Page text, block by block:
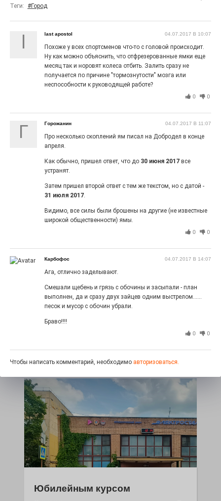
Выставка «Палитра героизма» — новый масштабный
путешествуют по городу
Радость в квадрате! На этой неделе электростальцев
дважды порадует проект «Районы-кварталы».
Юбилейным курсом
Теги: #Город
last apostol 04.07.2017 В 10:07
Похоже у всех спортсменов что-то с головой происходит.
Ну как можно объяснить, что отфрезерованные ямки еще
месяц так и норовят колеса отбить. Залить сразу не
получается по причине "тормознутости" мозга или
неспособности к руководящей работе?
0 0
Г Горожанин 04.07.2017 В 11:07
Про несколько скоплений ям писал на Добродел в конце
апреля.
Как обычно, пришел ответ, что до 30 июня 2017 все
устранят.
Затем пришел второй ответ с тем же текстом, но с датой -
31 июля 2017.
Видимо, все силы были брошены на другие (не известные
широкой общественности) ямы.
0 0
Карбофос 04.07.2017 В 14:07
Ага, отлично заделывают.
Смешали щебень и грязь с обочины и засыпали - план
выполнен, да и сразу двух зайцев одним выстрелом......
песок и мусор с обочин убрали.
Браво!!!!
0 0
Чтобы написать комментарий, необходимо авторизоваться.